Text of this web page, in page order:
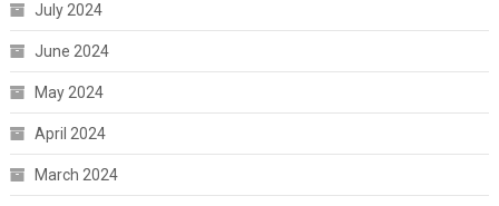
July 2024
June 2024
May 2024
April 2024
March 2024